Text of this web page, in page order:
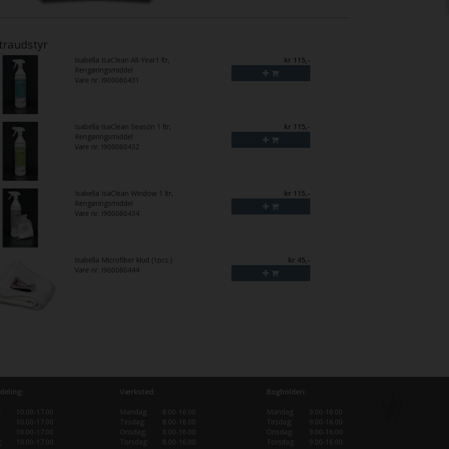
Isabella IsaClean All-Year1 ltr,
Rengøringsmiddel
Vare nr. I900060431
kr 115,-
Isabella IsaClean Season 1 ltr,
Rengøringsmiddel
Vare nr. I900060432
kr 115,-
Isabella IsaClean Window 1 ltr,
Rengøringsmiddel
Vare nr. I900060434
kr 115,-
Isabella Microfiber klud (1pcs.)
Vare nr. I900060444
kr 45,-
10.00-17.00
10.00-17.00
10.00-17.00
10.00-17.00
Værksted:
Mandag:
8.00-16.00
Tirsdag:
8.00-16.00
Onsdag:
8.00-16.00
Torsdag:
8.00-16.00
Bogholderi:
Mandag:
9.00-16.00
Tirsdag:
9.00-16.00
Onsdag:
9.00-16.00
Torsdag:
9.00-16.00